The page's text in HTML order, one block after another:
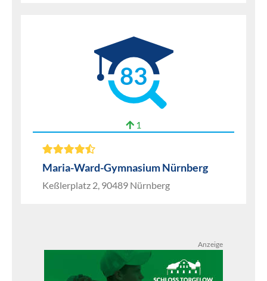
83
1
Maria-Ward-Gymnasium Nürnberg
Keßlerplatz 2, 90489 Nürnberg
Anzeige